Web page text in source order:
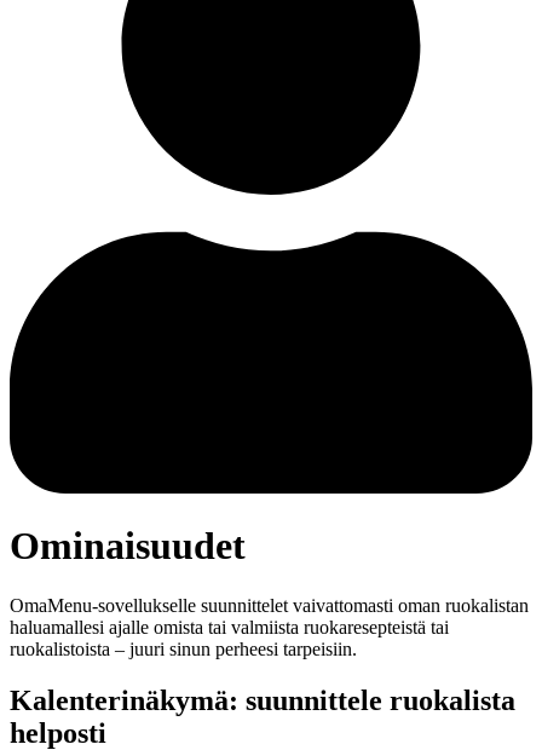
Ominaisuudet
OmaMenu-sovellukselle suunnittelet vaivattomasti oman ruokalistan
haluamallesi ajalle omista tai valmiista ruokaresepteistä tai
ruokalistoista – juuri sinun perheesi tarpeisiin.
Kalenterinäkymä: suunnittele ruokalista
helposti